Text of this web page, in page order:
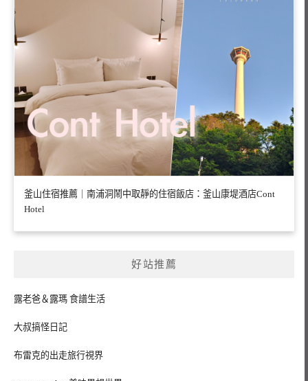
釜山住宿推薦｜南浦洞鬧中取靜的住宿飯店：釜山康堤酒店Cont
Hotel
好站推薦
露老爸＆露瑪 食譜生活
大叔搞怪日記
布雷克的出走旅行視界